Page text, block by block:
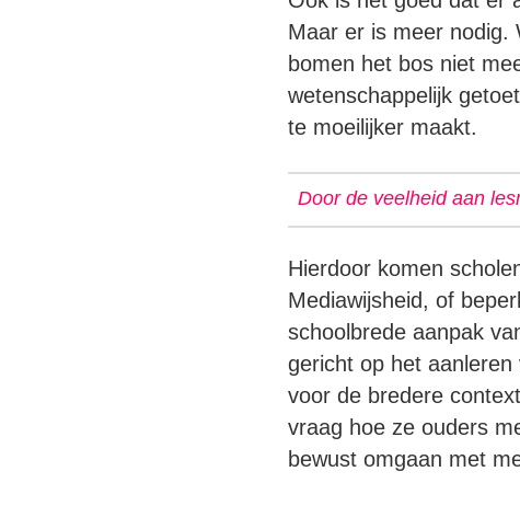
Maar er is meer nodig.
bomen het bos niet
wetenschappelijk
te moeilijker maakt.
Door de veelheid aan
Hierdoor komen
Mediawijsheid, of
schoolbrede aanpak
gericht op het
voor de bredere
vraag hoe ze ouders
bewust omgaan met